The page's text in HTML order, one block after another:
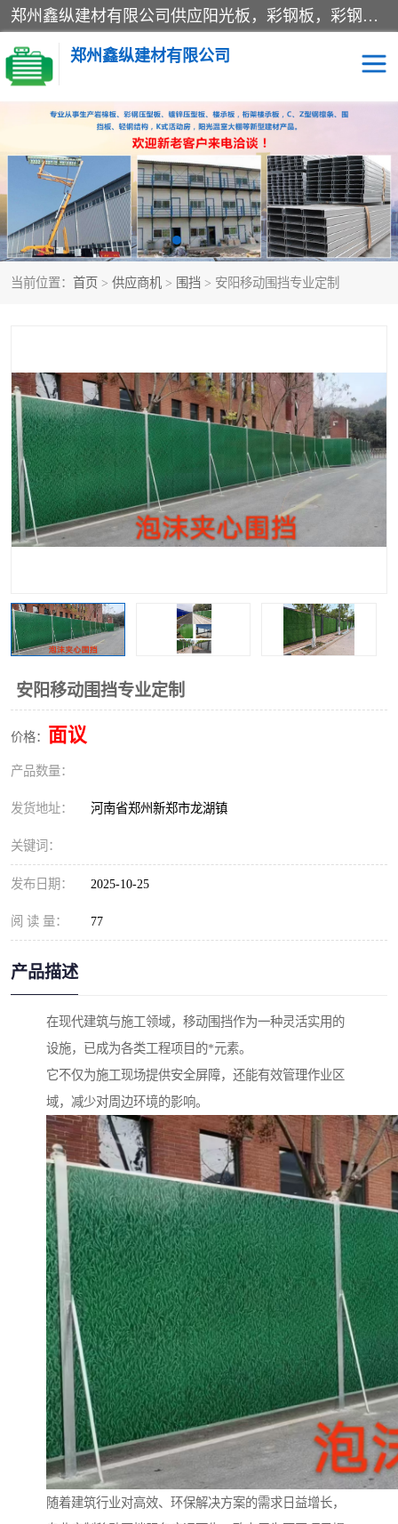
郑州鑫纵建材有限公司供应阳光板，彩钢板，彩钢钢构工程是一家集生产销售租赁安装于一体的企业，主要生产PC采光板，耐力板，仿古琉璃采光板，岩棉板、彩钢压型板、镀锌压型板、桁架楼承板，C、Z型钢檩条、围挡板、轻钢结构，阳光温室大棚等新型建材产品。公司旗下有多台移动式高空压瓦机租赁，承接全国各地业务，专业对外租赁各种型号压瓦机。
郑州鑫纵建材有限公司
当前位置： 首页 > 供应商机 > 围挡 > 安阳移动围挡专业定制
安阳移动围挡专业定制
价格： 面议
产品数量：
发货地址： 河南省郑州新郑市龙湖镇
关键词：
发布日期： 2025-10-25
阅 读 量： 77
产品描述
在现代建筑与施工领域，移动围挡作为一种灵活实用的
设施，已成为各类工程项目的*元素。
它不仅为施工现场提供安全屏障，还能有效管理作业区
域，减少对周边环境的影响。
随着建筑行业对高效、环保解决方案的需求日益增长，
高空瓦机租赁 ASA合成树脂仿古瓦
CZ型钢 FRP采光板
PC多层板 PC耐力板
建筑围挡 楼层板
岩棉板 钢结构配件
围挡 彩钢板
生产加工单板复合围挡 市
政围挡